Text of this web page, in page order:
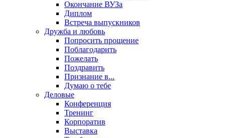
Окончание ВУЗа
Диплом
Встреча выпускников
Дружба и любовь
Попросить прощение
Поблагодарить
Пожелать
Поздравить
Признание в...
Думаю о тебе
Деловые
Конференция
Тренинг
Корпоратив
Выставка